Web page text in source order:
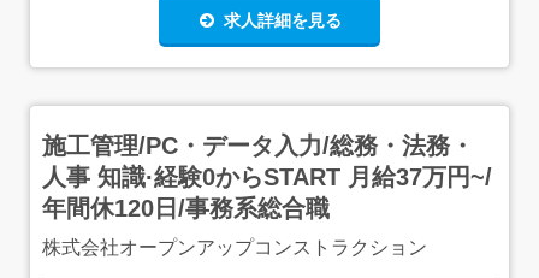
求人詳細を見る
施工管理/PC・データ入力/総務・法務・
人事 知識·経験0からSTART 月給37万円~/
年間休120日/事務系総合職
株式会社オープンアップコンストラクション